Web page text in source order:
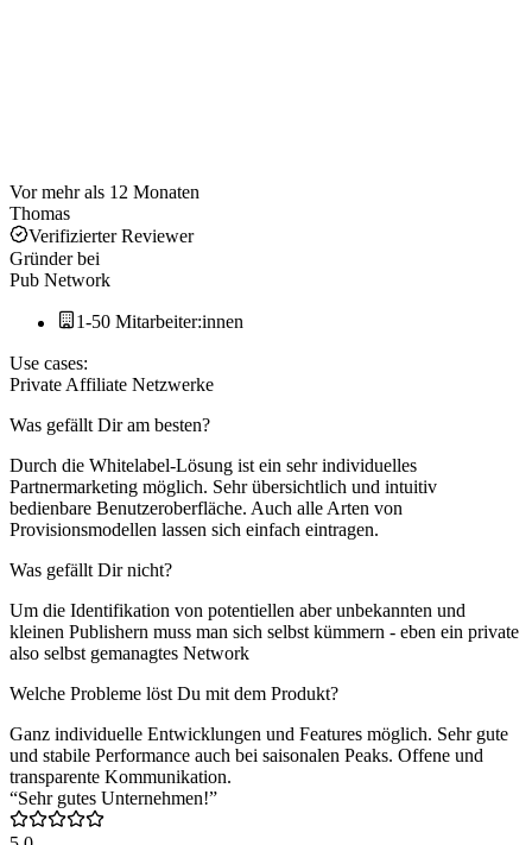
Vor mehr als 12 Monaten
Thomas
Verifizierter Reviewer
Gründerbei
Pub Network
1-50 Mitarbeiter:innen
Use cases:
Private Affiliate Netzwerke
Was gefällt Dir am besten?
Durch die Whitelabel-Lösung ist ein sehr individuelles
Partnermarketing möglich. Sehr übersichtlich und intuitiv
bedienbare Benutzeroberfläche. Auch alle Arten von
Provisionsmodellen lassen sich einfach eintragen.
Was gefällt Dir nicht?
Um die Identifikation von potentiellen aber unbekannten und
kleinen Publishern muss man sich selbst kümmern - eben ein private
also selbst gemanagtes Network
Welche Probleme löst Du mit dem Produkt?
Ganz individuelle Entwicklungen und Features möglich. Sehr gute
und stabile Performance auch bei saisonalen Peaks. Offene und
transparente Kommunikation.
“Sehr gutes Unternehmen!”